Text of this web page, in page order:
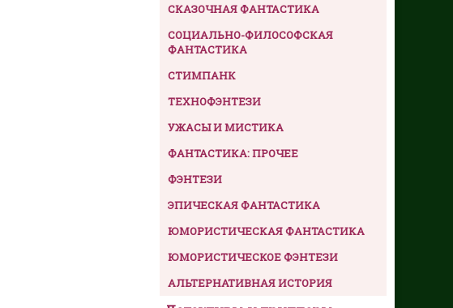
СКАЗОЧНАЯ ФАНТАСТИКА
СОЦИАЛЬНО-ФИЛОСОФСКАЯ
ФАНТАСТИКА
СТИМПАНК
ТЕХНОФЭНТЕЗИ
УЖАСЫ И МИСТИКА
ФАНТАСТИКА: ПРОЧЕЕ
ФЭНТЕЗИ
ЭПИЧЕСКАЯ ФАНТАСТИКА
ЮМОРИСТИЧЕСКАЯ ФАНТАСТИКА
ЮМОРИСТИЧЕСКОЕ ФЭНТЕЗИ
АЛЬТЕРНАТИВНАЯ ИСТОРИЯ